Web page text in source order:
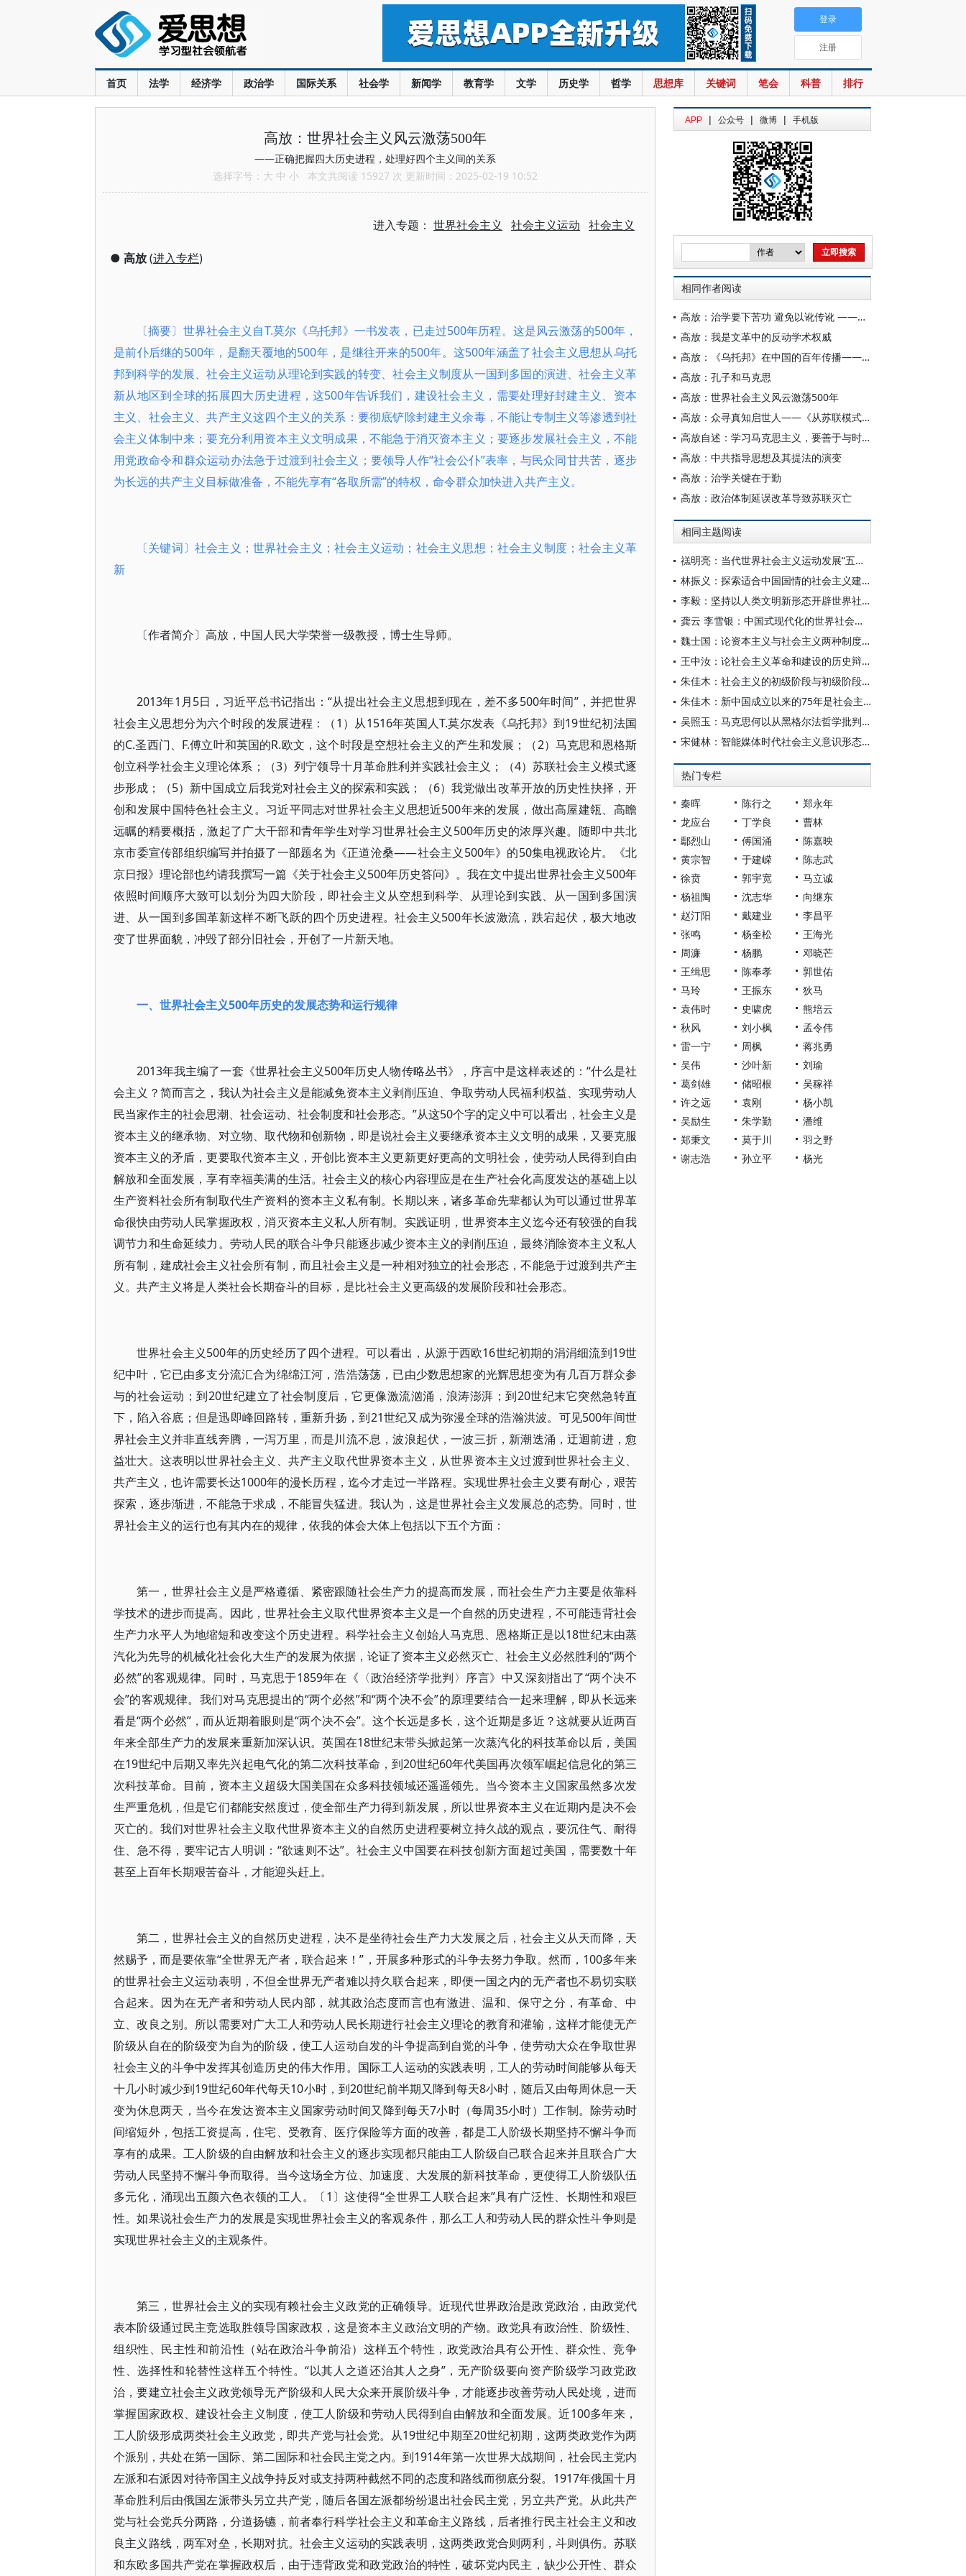
首页 法学 经济学 政治学 国际关系 社会学 新闻学 教育学 文学 历史学 哲学 思想库 关键词 笔会 科普 排行
登录
注册
高放：世界社会主义风云激荡500年
——正确把握四大历史进程，处理好四个主义间的关系
选择字号： 大 中 小 本文共阅读 15927 次 更新时间：2025-02-19 10:52
进入专题： 世界社会主义 社会主义运动 社会主义
● 高放(进入专栏)
〔摘要〕世界社会主义自T.莫尔《乌托邦》一书发表，已走过500年历程。这是风云激荡的500年，
是前仆后继的500年，是翻天覆地的500年，是继往开来的500年。这500年涵盖了社会主义思想从乌托
邦到科学的发展、社会主义运动从理论到实践的转变、社会主义制度从一国到多国的演进、社会主义革
新从地区到全球的拓展四大历史进程，这500年告诉我们，建设社会主义，需要处理好封建主义、资本
主义、社会主义、共产主义这四个主义的关系：要彻底铲除封建主义余毒，不能让专制主义等渗透到社
会主义体制中来；要充分利用资本主义文明成果，不能急于消灭资本主义；要逐步发展社会主义，不能
用党政命令和群众运动办法急于过渡到社会主义；要领导人作“社会公仆”表率，与民众同甘共苦，逐步
为长远的共产主义目标做准备，不能先享有“各取所需”的特权，命令群众加快进入共产主义。
〔关键词〕社会主义；世界社会主义；社会主义运动；社会主义思想；社会主义制度；社会主义革
新
〔作者简介〕高放，中国人民大学荣誉一级教授，博士生导师。
2013年1月5日，习近平总书记指出：“从提出社会主义思想到现在，差不多500年时间”，并把世界
社会主义思想分为六个时段的发展进程：（1）从1516年英国人T.莫尔发表《乌托邦》到19世纪初法国
的C.圣西门、F.傅立叶和英国的R.欧文，这个时段是空想社会主义的产生和发展；（2）马克思和恩格斯
创立科学社会主义理论体系；（3）列宁领导十月革命胜利并实践社会主义；（4）苏联社会主义模式逐
步形成；（5）新中国成立后我党对社会主义的探索和实践；（6）我党做出改革开放的历史性抉择，开
创和发展中国特色社会主义。习近平同志对世界社会主义思想近500年来的发展，做出高屋建瓴、高瞻
远瞩的精要概括，激起了广大干部和青年学生对学习世界社会主义500年历史的浓厚兴趣。随即中共北
京市委宣传部组织编写并拍摄了一部题名为《正道沧桑——社会主义500年》的50集电视政论片。《北
京日报》理论部也约请我撰写一篇《关于社会主义500年历史答问》。我在文中提出世界社会主义500年
依照时间顺序大致可以划分为四大阶段，即社会主义从空想到科学、从理论到实践、从一国到多国演
进、从一国到多国革新这样不断飞跃的四个历史进程。社会主义500年长波激流，跌宕起伏，极大地改
变了世界面貌，冲毁了部分旧社会，开创了一片新天地。
一、世界社会主义500年历史的发展态势和运行规律
2013年我主编了一套《世界社会主义500年历史人物传略丛书》，序言中是这样表述的：“什么是社
会主义？简而言之，我认为社会主义是能减免资本主义剥削压迫、争取劳动人民福利权益、实现劳动人
民当家作主的社会思潮、社会运动、社会制度和社会形态。”从这50个字的定义中可以看出，社会主义是
资本主义的继承物、对立物、取代物和创新物，即是说社会主义要继承资本主义文明的成果，又要克服
资本主义的矛盾，更要取代资本主义，开创比资本主义更新更好更高的文明社会，使劳动人民得到自由
解放和全面发展，享有幸福美满的生活。社会主义的核心内容理应是在生产社会化高度发达的基础上以
生产资料社会所有制取代生产资料的资本主义私有制。长期以来，诸多革命先辈都认为可以通过世界革
命很快由劳动人民掌握政权，消灭资本主义私人所有制。实践证明，世界资本主义迄今还有较强的自我
调节力和生命延续力。劳动人民的联合斗争只能逐步减少资本主义的剥削压迫，最终消除资本主义私人
所有制，建成社会主义社会所有制，而且社会主义是一种相对独立的社会形态，不能急于过渡到共产主
义。共产主义将是人类社会长期奋斗的目标，是比社会主义更高级的发展阶段和社会形态。
世界社会主义500年的历史经历了四个进程。可以看出，从源于西欧16世纪初期的涓涓细流到19世
纪中叶，它已由多支分流汇合为绵绵江河，浩浩荡荡，已由少数思想家的光辉思想变为有几百万群众参
与的社会运动；到20世纪建立了社会制度后，它更像激流汹涌，浪涛澎湃；到20世纪末它突然急转直
下，陷入谷底；但是迅即峰回路转，重新升扬，到21世纪又成为弥漫全球的浩瀚洪波。可见500年间世
界社会主义并非直线奔腾，一泻万里，而是川流不息，波浪起伏，一波三折，新潮迭涌，迂迴前进，愈
益壮大。这表明以世界社会主义、共产主义取代世界资本主义，从世界资本主义过渡到世界社会主义、
共产主义，也许需要长达1000年的漫长历程，迄今才走过一半路程。实现世界社会主义要有耐心，艰苦
探索，逐步渐进，不能急于求成，不能冒失猛进。我认为，这是世界社会主义发展总的态势。同时，世
界社会主义的运行也有其内在的规律，依我的体会大体上包括以下五个方面：
第一，世界社会主义是严格遵循、紧密跟随社会生产力的提高而发展，而社会生产力主要是依靠科
学技术的进步而提高。因此，世界社会主义取代世界资本主义是一个自然的历史进程，不可能违背社会
生产力水平人为地缩短和改变这个历史进程。科学社会主义创始人马克思、恩格斯正是以18世纪末由蒸
汽化为先导的机械化社会化大生产的发展为依据，论证了资本主义必然灭亡、社会主义必然胜利的“两个
必然”的客观规律。同时，马克思于1859年在《〈政治经济学批判〉序言》中又深刻指出了“两个决不
会”的客观规律。我们对马克思提出的“两个必然”和“两个决不会”的原理要结合一起来理解，即从长远来
看是“两个必然”，而从近期着眼则是“两个决不会”。这个长远是多长，这个近期是多近？这就要从近两百
年来全部生产力的发展来重新加深认识。英国在18世纪末带头掀起第一次蒸汽化的科技革命以后，美国
在19世纪中后期又率先兴起电气化的第二次科技革命，到20世纪60年代美国再次领军崛起信息化的第三
次科技革命。目前，资本主义超级大国美国在众多科技领域还遥遥领先。当今资本主义国家虽然多次发
生严重危机，但是它们都能安然度过，使全部生产力得到新发展，所以世界资本主义在近期内是决不会
灭亡的。我们对世界社会主义取代世界资本主义的自然历史进程要树立持久战的观点，要沉住气、耐得
住、急不得，要牢记古人明训：“欲速则不达”。社会主义中国要在科技创新方面超过美国，需要数十年
甚至上百年长期艰苦奋斗，才能迎头赶上。
第二，世界社会主义的自然历史进程，决不是坐待社会生产力大发展之后，社会主义从天而降，天
然赐予，而是要依靠“全世界无产者，联合起来！”，开展多种形式的斗争去努力争取。然而，100多年来
的世界社会主义运动表明，不但全世界无产者难以持久联合起来，即便一国之内的无产者也不易切实联
合起来。因为在无产者和劳动人民内部，就其政治态度而言也有激进、温和、保守之分，有革命、中
立、改良之别。所以需要对广大工人和劳动人民长期进行社会主义理论的教育和灌输，这样才能使无产
阶级从自在的阶级变为自为的阶级，使工人运动自发的斗争提高到自觉的斗争，使劳动大众在争取世界
社会主义的斗争中发挥其创造历史的伟大作用。国际工人运动的实践表明，工人的劳动时间能够从每天
十几小时减少到19世纪60年代每天10小时，到20世纪前半期又降到每天8小时，随后又由每周休息一天
变为休息两天，当今在发达资本主义国家劳动时间又降到每天7小时（每周35小时）工作制。除劳动时
间缩短外，包括工资提高，住宅、受教育、医疗保险等方面的改善，都是工人阶级长期坚持不懈斗争而
享有的成果。工人阶级的自由解放和社会主义的逐步实现都只能由工人阶级自己联合起来并且联合广大
劳动人民坚持不懈斗争而取得。当今这场全方位、加速度、大发展的新科技革命，更使得工人阶级队伍
多元化，涌现出五颜六色衣领的工人。〔1〕这使得“全世界工人联合起来”具有广泛性、长期性和艰巨
性。如果说社会生产力的发展是实现世界社会主义的客观条件，那么工人和劳动人民的群众性斗争则是
实现世界社会主义的主观条件。
第三，世界社会主义的实现有赖社会主义政党的正确领导。近现代世界政治是政党政治，由政党代
表本阶级通过民主竞选取胜领导国家政权，这是资本主义政治文明的产物。政党具有政治性、阶级性、
组织性、民主性和前沿性（站在政治斗争前沿）这样五个特性，政党政治具有公开性、群众性、竞争
性、选择性和轮替性这样五个特性。“以其人之道还治其人之身”，无产阶级要向资产阶级学习政党政
治，要建立社会主义政党领导无产阶级和人民大众来开展阶级斗争，才能逐步改善劳动人民处境，进而
掌握国家政权、建设社会主义制度，使工人阶级和劳动人民得到自由解放和全面发展。近100多年来，
工人阶级形成两类社会主义政党，即共产党与社会党。从19世纪中期至20世纪初期，这两类政党作为两
个派别，共处在第一国际、第二国际和社会民主党之内。到1914年第一次世界大战期间，社会民主党内
左派和右派因对待帝国主义战争持反对或支持两种截然不同的态度和路线而彻底分裂。1917年俄国十月
革命胜利后由俄国左派带头另立共产党，随后各国左派都纷纷退出社会民主党，另立共产党。从此共产
党与社会党兵分两路，分道扬镳，前者奉行科学社会主义和革命主义路线，后者推行民主社会主义和改
良主义路线，两军对垒，长期对抗。社会主义运动的实践表明，这两类政党合则两利，斗则俱伤。苏联
和东欧多国共产党在掌握政权后，由于违背政党和政党政治的特性，破坏党内民主，缺少公开性、群众
APP | 公众号 | 微博 | 手机版
相同作者阅读
高放：治学要下苦功 避免以讹传讹 ——以<共产党宣言>首句译词“幽灵”为例
高放：我是文革中的反动学术权威
高放：《乌托邦》在中国的百年传播——关于翻译史及其版本的学术考察
高放：孔子和马克思
高放：世界社会主义风云激荡500年
高放：众寻真知启世人——《从苏联模式到中国道路》读后
高放自述：学习马克思主义，要善于与时俱进
高放：中共指导思想及其提法的演变
高放：治学关键在于勤
高放：政治体制延误改革导致苏联灭亡
相同主题阅读
禚明亮：当代世界社会主义运动发展“五论”——基于国外左翼力量的分析
林振义：探索适合中国国情的社会主义建设道路——毛泽东《论十大关系》发表70周年
李毅：坚持以人类文明新形态开辟世界社会主义新境界
龚云 李雪银：中国式现代化的世界社会主义意蕴
魏士国：论资本主义与社会主义两种制度下数字治理的分野
王中汝：论社会主义革命和建设的历史辩证法
朱佳木：社会主义的初级阶段与初级阶段的社会主义
朱佳木：新中国成立以来的75年是社会主义发展史上的光辉篇章
吴照玉：马克思何以从黑格尔法哲学批判走向社会主义？——以解答“德国式的现代问题”为线索
宋健林：智能媒体时代社会主义意识形态认同建构的境遇、挑战及其应对
热门专栏
秦晖 陈行之
郑永年
龙应台
丁学良
曹林
鄢烈山
傅国涌
陈嘉映
黄宗智
于建嵘
陈志武
徐贲
郭宇宽
马立诚
杨祖陶
沈志华
向继东
赵汀阳
戴建业
李昌平
张鸣
杨奎松
王海光
周濂
杨鹏
邓晓芒
王缉思
陈奉孝
郭世佑
马玲
王振东
狄马
袁伟时
史啸虎
熊培云
秋风
刘小枫
孟令伟
雷一宁
周枫
蒋兆勇
吴伟
沙叶新
刘瑜
葛剑雄
储昭根
吴稼祥
许之远
袁刚
杨小凯
吴励生
朱学勤
潘维
郑秉文
莫于川
羽之野
谢志浩
孙立平 杨光